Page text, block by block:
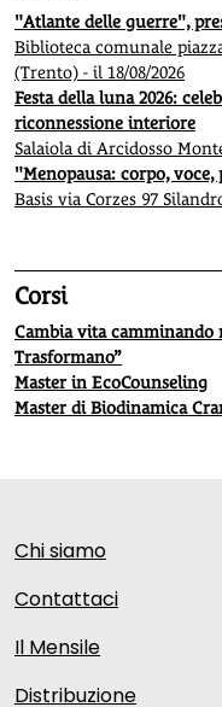
"Atlante delle guerre",
Biblioteca comunale
(Trento) - il 18/08/2026
Festa della luna 2026:
riconnessione interiore
Salaiola di Arcidosso
"Menopausa: corpo,
Basis via Corzes 97
Corsi
Cambia vita camminando
Trasformano”
Master in EcoCounseling
Master di Biodinamica
Chi siamo
Contattaci
Il Mensile
Distribuzione